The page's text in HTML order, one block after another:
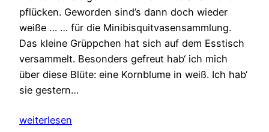
pflücken. Geworden sind’s dann doch wieder
weiße … … für die Minibisquitvasensammlung.
Das kleine Grüppchen hat sich auf dem Esstisch
versammelt. Besonders gefreut hab‘ ich mich
über diese Blüte: eine Kornblume in weiß. Ich hab‘
sie gestern…
weiterlesen